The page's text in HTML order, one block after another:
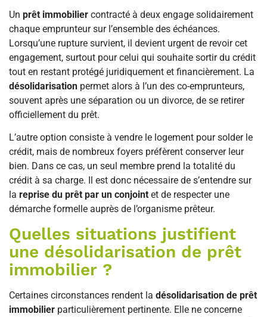
Un prêt immobilier contracté à deux engage solidairement
chaque emprunteur sur l’ensemble des échéances.
Lorsqu’une rupture survient, il devient urgent de revoir cet
engagement, surtout pour celui qui souhaite sortir du crédit
tout en restant protégé juridiquement et financièrement. La
désolidarisation permet alors à l’un des co-emprunteurs,
souvent après une séparation ou un divorce, de se retirer
officiellement du prêt.
L’autre option consiste à vendre le logement pour solder le
crédit, mais de nombreux foyers préfèrent conserver leur
bien. Dans ce cas, un seul membre prend la totalité du
crédit à sa charge. Il est donc nécessaire de s’entendre sur
la reprise du prêt par un conjoint et de respecter une
démarche formelle auprès de l’organisme prêteur.
Quelles situations justifient
une désolidarisation de prêt
immobilier ?
Certaines circonstances rendent la désolidarisation de prêt
immobilier particulièrement pertinente. Elle ne concerne